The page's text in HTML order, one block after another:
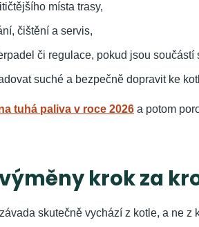
místa trasy,
čištění a servis,
či regulace, pokud jsou součástí
suché a bezpečně dopravit ke
tuhá paliva v roce 2026 a potom
krok za
skutečně vychází z kotle, a ne z